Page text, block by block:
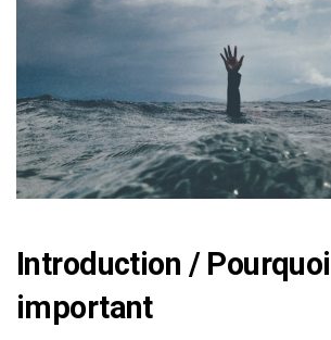
Introduction / Pourquoi
important